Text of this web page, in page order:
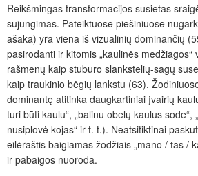
Reikšmingas transformacijos susietas
sujungimas. Pateiktuose piešiniuose
ašaka) yra viena iš vizualinių dominančių
pasirodanti ir kitomis „kaulinės medžiagos“
rašmenų kaip stuburo slankstelių-sagų
kaip traukinio bėgių lankstu (63).
dominantę atitinka daugkartiniai įvairių
turi būti kaulu“, „balinu obelų kaulus sode“,
nusiplovė kojas“ ir t. t.). Neatsitiktinai
eilėraštis baigiamas žodžiais „mano / tas /
ir pabaigos nuoroda.